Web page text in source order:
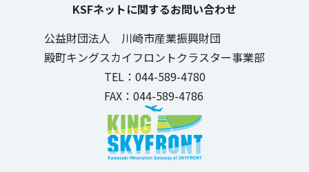
KSFネットに関するお問い合わせ
公益財団法人 川崎市産業振興財団
殿町キングスカイフロントクラスター事業部
TEL：044-589-4780
FAX：044-589-4786